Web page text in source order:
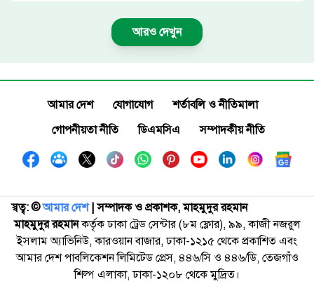
আরও দেখুন
আমার দেশ যোগাযোগ
শর্তাবলি ও নীতিমালা
গোপনীয়তা নীতি
ডিএমসিএ সম্পাদকীয় নীতি
স্বত্ব: ©️আমার দেশ| সম্পাদক ও প্রকাশক, মাহমুদুর রহমান
মাহমুদুর রহমানকর্তৃক ঢাকা ট্রেড সেন্টার (৮ম ফ্লোর), ৯৯, কাজী নজরুল
ইসলাম অ্যাভিনিউ, কারওয়ান বাজার, ঢাকা-১২১৫ থেকে প্রকাশিত এবং
আমার দেশ পাবলিকেশন লিমিটেড প্রেস, ৪৪৬/সি ও ৪৪৬/ডি, তেজগাঁও
শিল্প এলাকা, ঢাকা-১২০৮ থেকে মুদ্রিত।